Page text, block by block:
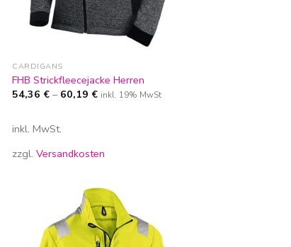
CARDIGANS
FHB Strickfleecejacke Herren
54,36 € – 60,19 € inkl. 19% MwSt
inkl. MwSt.
zzgl.Versandkosten
Zur
Wunschliste
hinzufügen